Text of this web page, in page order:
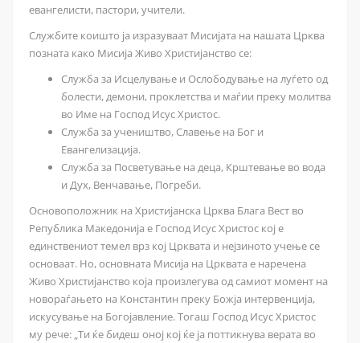
евангелисти, пастори, учители.
Службите коишто ја изразуваат Мисијата на нашата Црква
позната како Мисија Живо Христијанство се:
Служба за Исцелување и Ослободување на луѓето од
болести, демони, проклетства и маѓии преку молитва
во Име на Господ Исус Христос.
Служба за учеништво, Славење на Бог и
Евангелизација.
Служба за Посветување на деца, Крштевање во вода
и Дух, Венчавање, Погреби.
Основоположник на Христијанска Црква Блага Вест во
Република Македонија е Господ Исус Христос кој е
единствениот темел врз кој Црквата и нејзиното учење се
основаат. Но, основната Мисија на Црквата е наречена
Живо Христијанство која произлегува од самиот момент на
новораѓањето на Константин преку Божја интервенција,
искусување на Богојавление. Тогаш Господ Исус Христос
му рече: „Ти ќе бидеш оној кој ќе ја поттикнува верата во